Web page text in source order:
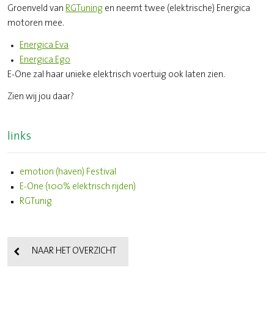
Groenveld van RGTuning en neemt twee (elektrische) Energica
motoren mee.
Energica Eva
Energica Ego
E-One zal haar unieke elektrisch voertuig ook laten zien.
Zien wij jou daar?
links
emotion (haven) Festival
E-One (100% elektrisch rijden)
RGTunig
NAAR HET OVERZICHT